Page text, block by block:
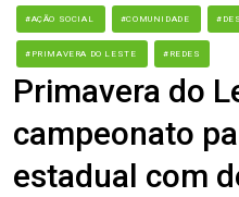
#AÇÃO SOCIAL #COMUNIDADE
#PRIMAVERA DO LESTE #REDES
Primavera do
campeonato
estadual com